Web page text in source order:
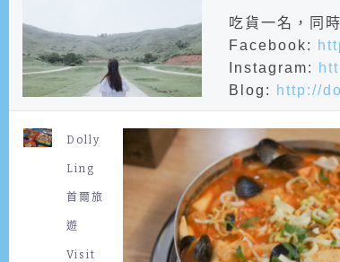
吃貨一名，同
Facebook:
Instagram:
Blog:
http://
Dolly
Ling
首爾旅
遊
Visit